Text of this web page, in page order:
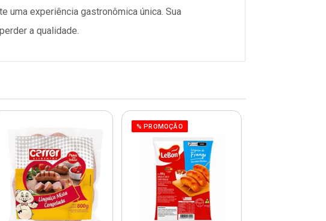
uma experiência gastronômica única. Sua
a qualidade.
% PROMOÇÃO